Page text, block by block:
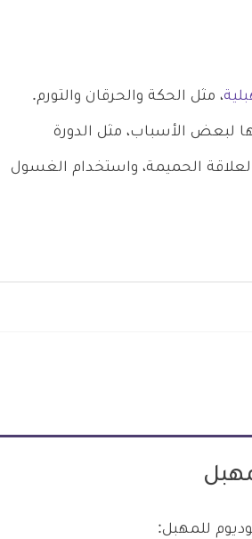
، مثل الحكة والحرقان والتورم.
لبعض الأسباب، مثل الدورة
الحميمة، واستخدام الغسول
للمهبل: